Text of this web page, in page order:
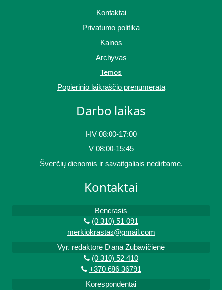
Kontaktai
Privatumo politika
Kainos
Archyvas
Temos
Popierinio laikraščio prenumerata
Darbo laikas
I-IV 08:00-17:00
V 08:00-15:45
Švenčių dienomis ir savaitgaliais nedirbame.
Kontaktai
Bendrasis
(0 310) 51 091
merkiokrastas@gmail.com
Vyr. redaktorė Diana Zubavičienė
(0 310) 52 410
+370 686 36791
Korespondentai